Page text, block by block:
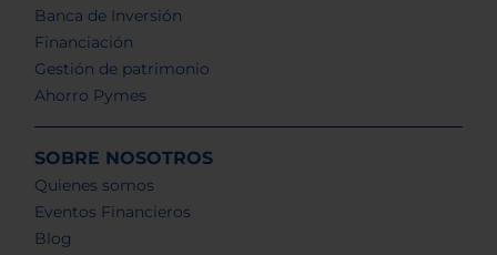
Banca de Inversión
Financiación
Gestión de patrimonio
Ahorro Pymes
SOBRE NOSOTROS
Quienes somos
Eventos Financieros
Blog